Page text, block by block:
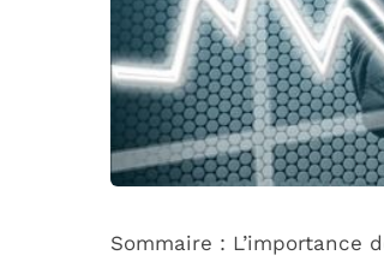
Sommaire : L’importance